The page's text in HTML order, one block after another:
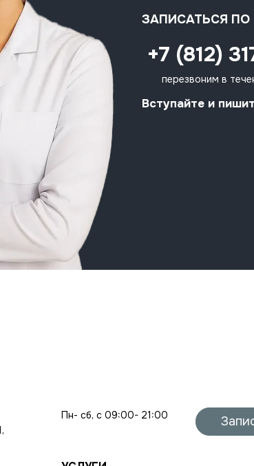
ЗАПИСАТЬСЯ
+7 (812)
перезвоним в
Вступайте и
Пн- сб, с 09:00- 21:00